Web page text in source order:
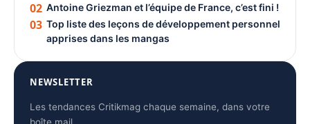
02 Antoine Griezman et l’équipe de France, c’est fini !
03 Top liste des leçons de développement personnel
apprises dans les mangas
NEWSLETTER
Les tendances Critikmag chaque semaine, dans votre